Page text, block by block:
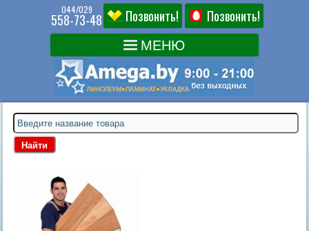
044/029
558-73-48 Позвонить! Позвонить!